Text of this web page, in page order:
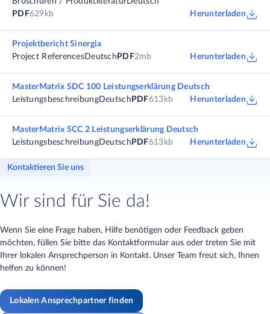
PDF629kb Herunterladen
Projektbericht Sinergia
Project ReferencesDeutsch PDF2mb Herunterladen
MasterMatrix SDC 100 Leistungserklärung Deutsch
LeistungsbeschreibungDeutsch PDF613kb Herunterladen
MasterMatrix SCC 2 Leistungserklärung Deutsch
LeistungsbeschreibungDeutsch PDF613kb Herunterladen
Kontaktieren Sie uns
Wir sind für Sie da!
Wenn Sie eine Frage haben, Hilfe benötigen oder Feedback geben
möchten, füllen Sie bitte das Kontaktformular aus oder treten Sie mit
Ihrer lokalen Ansprechperson in Kontakt. Unser Team freut sich, Ihnen
helfen zu können!
Lokalen Ansprechpartner finden